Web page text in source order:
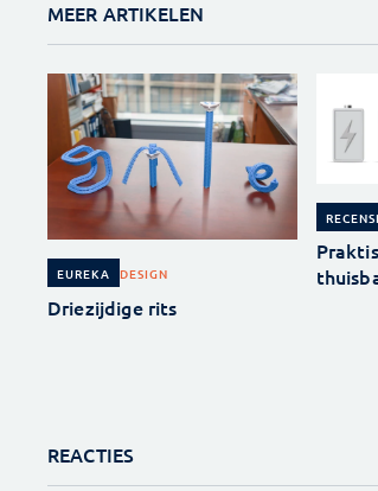
MEER ARTIKELEN
EUREKA DESIGN
Driezijdige rits
REACTIES